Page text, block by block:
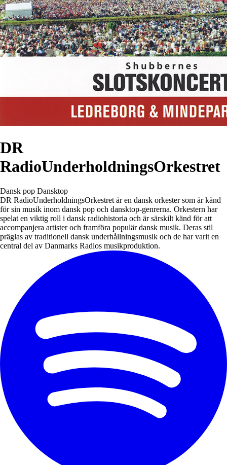
DR
RadioUnderholdningsOrkestret
Dansk pop Dansktop
DR RadioUnderholdningsOrkestret är en dansk orkester som är känd
för sin musik inom dansk pop och dansktop-genrerna. Orkestern har
spelat en viktig roll i dansk radiohistoria och är särskilt känd för att
accompanjera artister och framföra populär dansk musik. Deras stil
präglas av traditionell dansk underhållningsmusik och de har varit en
central del av Danmarks Radios musikproduktion.